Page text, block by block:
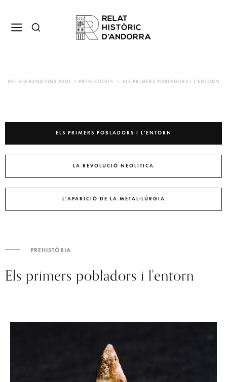
DEL BIG BANG FINS AVUI > PREHISTÒRIA > ELS PRIMERS POBLADORS I L'ENTORN
ELS PRIMERS POBLADORS I L'ENTORN
LA REVOLUCIÓ NEOLÍTICA
L'APARICIÓ DE LA METAL·LÚRGIA
PREHISTÒRIA
Els primers pobladors i l'entorn